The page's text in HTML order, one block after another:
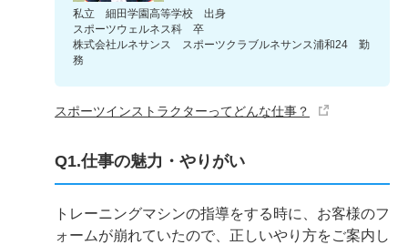
私立 細田学園高等学校 出身
スポーツウェルネス科 卒
株式会社ルネサンス スポーツクラブルネサンス浦和24 勤
務
スポーツインストラクターってどんな仕事？
Q1.仕事の魅力・やりがい
トレーニングマシンの指導をする時に、お客様のフ
ォームが崩れていたので、正しいやり方をご案内し